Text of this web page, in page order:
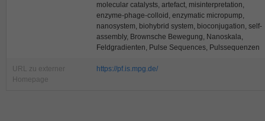
molecular catalysts, artefact, misinterpretation,
enzyme-phage-colloid, enzymatic micropump,
nanosystem, biohybrid system, bioconjugation, self-
assembly, Brownsche Bewegung, Nanoskala,
Feldgradienten, Pulse Sequences, Pulssequenzen
URL zu externer
Homepage
https://pf.is.mpg.de/